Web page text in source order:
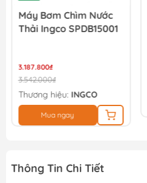
Máy Bơm Chìm Nước
Thải Ingco SPDB15001
3.187.800₫
3.542.000₫
Thương hiệu: INGCO
Mua ngay
Thông Tin Chi Tiết